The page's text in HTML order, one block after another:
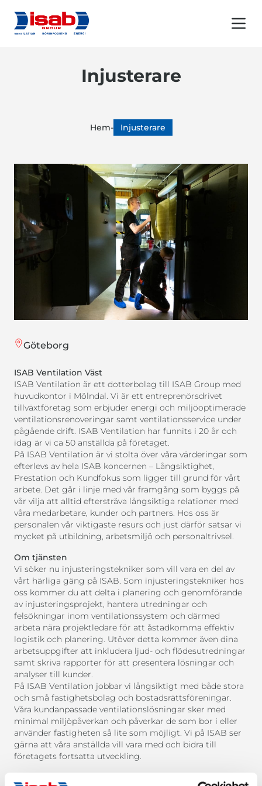
Injusterare
Hem- Injusterare
Göteborg
ISAB Ventilation Väst
ISAB Ventilation är ett dotterbolag till ISAB Group med
huvudkontor i Mölndal. Vi är ett entreprenörsdrivet
tillväxtföretag som erbjuder energi och miljöoptimerade
ventilationsrenoveringar samt ventilationsservice under
pågående drift. ISAB Ventilation har funnits i 20 år och
idag är vi ca 50 anställda på företaget.
På ISAB Ventilation är vi stolta över våra värderingar som
efterlevs av hela ISAB koncernen – Långsiktighet,
Prestation och Kundfokus som ligger till grund för vårt
arbete. Det går i linje med vår framgång som byggs på
vår vilja att alltid eftersträva långsiktiga relationer med
våra medarbetare, kunder och partners. Hos oss är
personalen vår viktigaste resurs och just därför satsar vi
mycket på utbildning, arbetsmiljö och personaltrivsel.
Om tjänsten
Vi söker nu injusteringstekniker som vill vara en del av
vårt härliga gäng på ISAB. Som injusteringstekniker hos
oss kommer du att delta i planering och genomförande
av injusteringsprojekt, hantera utredningar och
felsökningar inom ventilationssystem och därmed
arbeta nära projektledare för att åstadkomma effektiv
logistik och planering. Utöver detta kommer även dina
arbetsuppgifter att inkludera ljud- och flödesutredningar
samt skriva rapporter för att presentera lösningar och
analyser till kunder.
På ISAB Ventilation jobbar vi långsiktigt med både stora
och små fastighetsbolag och bostadsrättsföreningar.
Våra kundanpassade ventilationslösningar sker med
minimal miljöpåverkan och påverkar de som bor i eller
använder fastigheten så lite som möjligt. Vi på ISAB ser
gärna att våra anställda vill vara med och bidra till
företagets fortsatta utveckling.